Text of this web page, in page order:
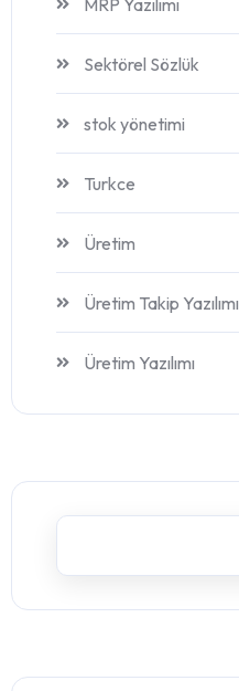
MRP Yazılımı
Sektörel Sözlük
stok yönetimi
Turkce
Üretim
Üretim Takip Yazılımı
Üretim Yazılımı